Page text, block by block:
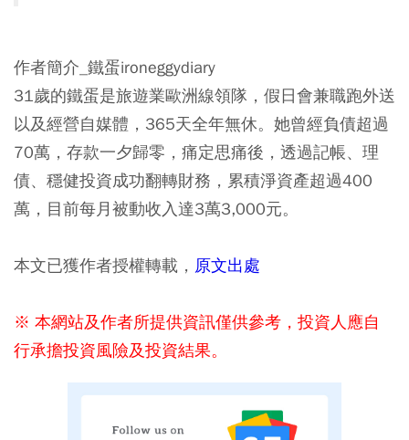
作者簡介_鐵蛋ironeggydiary
31歲的鐵蛋是旅遊業歐洲線領隊，假日會兼職跑外送
以及經營自媒體，365天全年無休。她曾經負債超過
70萬，存款一夕歸零，痛定思痛後，透過記帳、理
債、穩健投資成功翻轉財務，累積淨資產超過400
萬，目前每月被動收入達3萬3,000元。
本文已獲作者授權轉載， 原文出處
※ 本網站及作者所提供資訊僅供參考，投資人應自
行承擔投資風險及投資結果。